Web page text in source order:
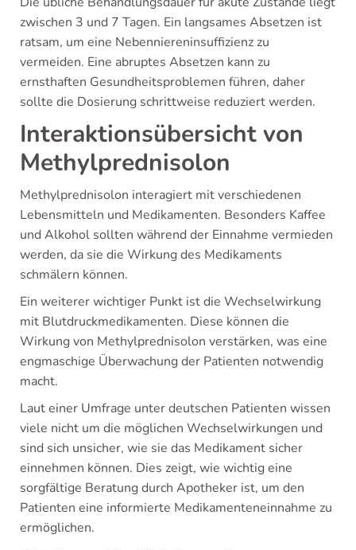
zwischen 3 und 7 Tagen. Ein langsames Absetzen ist
ratsam, um eine Nebenniereninsuffizienz zu
vermeiden. Eine abruptes Absetzen kann zu
ernsthaften Gesundheitsproblemen führen, daher
sollte die Dosierung schrittweise reduziert werden.
Interaktionsübersicht von
Methylprednisolon
Methylprednisolon interagiert mit verschiedenen
Lebensmitteln und Medikamenten. Besonders Kaffee
und Alkohol sollten während der Einnahme vermieden
werden, da sie die Wirkung des Medikaments
schmälern können.
Ein weiterer wichtiger Punkt ist die Wechselwirkung
mit Blutdruckmedikamenten. Diese können die
Wirkung von Methylprednisolon verstärken, was eine
engmaschige Überwachung der Patienten notwendig
macht.
Laut einer Umfrage unter deutschen Patienten wissen
viele nicht um die möglichen Wechselwirkungen und
sind sich unsicher, wie sie das Medikament sicher
einnehmen können. Dies zeigt, wie wichtig eine
sorgfältige Beratung durch Apotheker ist, um den
Patienten eine informierte Medikamenteneinnahme zu
ermöglichen.